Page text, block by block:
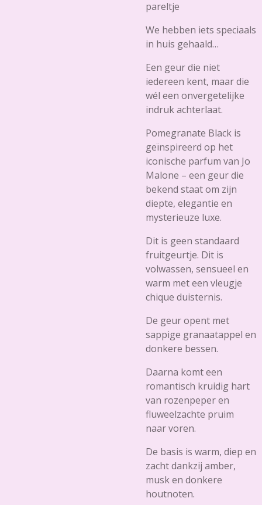
pareltje
We hebben iets speciaals
in huis gehaald…
Een geur die niet
iedereen kent, maar die
wél een onvergetelijke
indruk achterlaat.
Pomegranate Black is
geïnspireerd op het
iconische parfum van Jo
Malone – een geur die
bekend staat om zijn
diepte, elegantie en
mysterieuze luxe.
Dit is geen standaard
fruitgeurtje. Dit is
volwassen, sensueel en
warm met een vleugje
chique duisternis.
De geur opent met
sappige granaatappel en
donkere bessen.
Daarna komt een
romantisch kruidig hart
van rozenpeper en
fluweelzachte pruim
naar voren.
De basis is warm, diep en
zacht dankzij amber,
musk en donkere
houtnoten.